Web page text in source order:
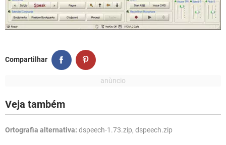
Compartilhar
Veja também
Ortografia alternativa: dspeech-1.73.zip, dspeech.zip